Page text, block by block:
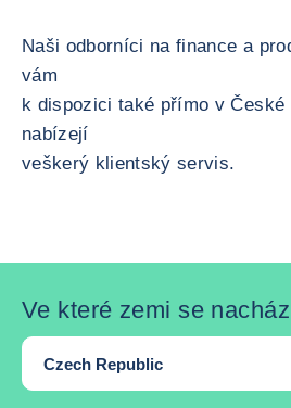
Naši odborníci na finance a
vám
k dispozici také přímo v České
nabízejí
veškerý klientský servis.
Ve které zemi se
Are you located in an other country?
Czech Republic